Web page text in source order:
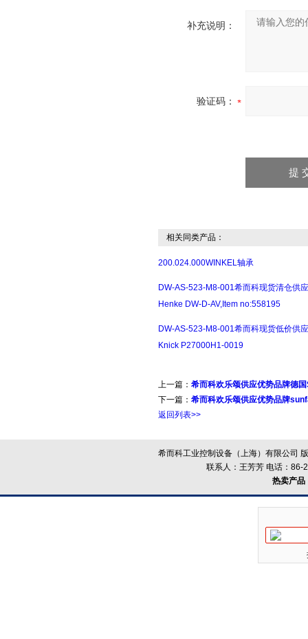
补充说明：
验证码：
相关同类产品：
200.024.000WINKEL轴承
DW-AS-523-M8-001希而科现货清仓供应
Henke DW-D-AV,Item no:558195
DW-AS-523-M8-001希而科现货低价供应
Knick P27000H1-0019
上一篇： 希而科欢乐颂供应优势品牌德
下一篇： 希而科欢乐颂供应优势品牌
返回列表>>
希而科工业控制设备（上海）有限公司
联系人：王芳芳 电话：
热卖产品